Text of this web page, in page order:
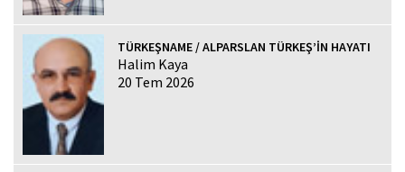
TÜRKEŞNAME / ALPARSLAN TÜRKEŞ’İN HAYATI
Halim Kaya
20 Tem 2026